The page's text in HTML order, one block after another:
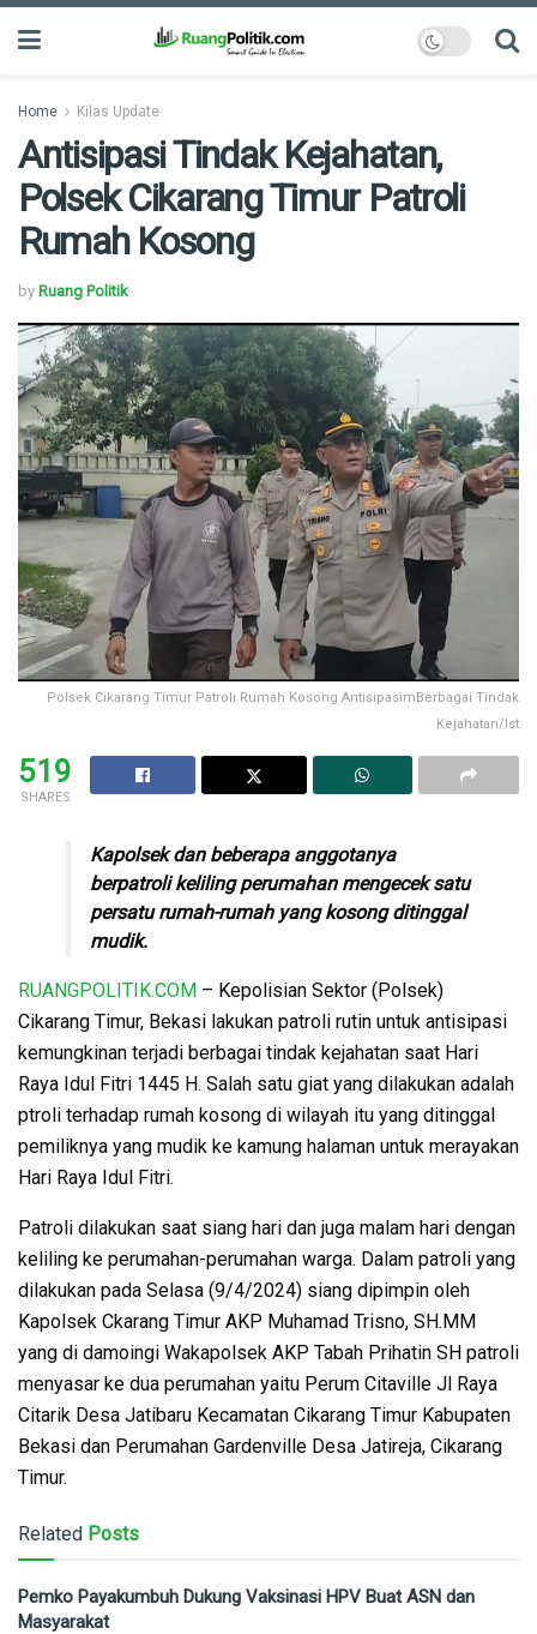
Home Kilas Update
Antisipasi Tindak Kejahatan,
Polsek Cikarang Timur Patroli
Rumah Kosong
by Ruang Politik
Polsek Cikarang Timur Patroli Rumah Kosong AntisipasimBerbagai Tindak
Kejahatan/Ist
519
SHARES
Kapolsek dan beberapa anggotanya
berpatroli keliling perumahan mengecek satu
persatu rumah-rumah yang kosong ditinggal
mudik.
RUANGPOLITIK.COM – Kepolisian Sektor (Polsek)
Cikarang Timur, Bekasi lakukan patroli rutin untuk antisipasi
kemungkinan terjadi berbagai tindak kejahatan saat Hari
Raya Idul Fitri 1445 H. Salah satu giat yang dilakukan adalah
ptroli terhadap rumah kosong di wilayah itu yang ditinggal
pemiliknya yang mudik ke kamung halaman untuk merayakan
Hari Raya Idul Fitri.
Patroli dilakukan saat siang hari dan juga malam hari dengan
keliling ke perumahan-perumahan warga. Dalam patroli yang
dilakukan pada Selasa (9/4/2024) siang dipimpin oleh
Kapolsek Ckarang Timur AKP Muhamad Trisno, SH.MM
yang di damoingi Wakapolsek AKP Tabah Prihatin SH patroli
menyasar ke dua perumahan yaitu Perum Citaville Jl Raya
Citarik Desa Jatibaru Kecamatan Cikarang Timur Kabupaten
Bekasi dan Perumahan Gardenville Desa Jatireja, Cikarang
Timur.
Related Posts
Pemko Payakumbuh Dukung Vaksinasi HPV Buat ASN dan
Masyarakat